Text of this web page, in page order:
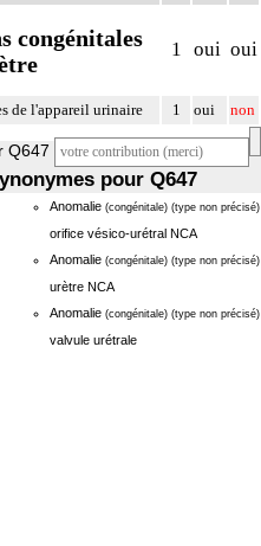
congénitales
1 oui oui
de l'appareil urinaire 1 oui non
Q647
pour Q647
Anomalie (congénitale) (type non précisé)
orifice vésico-urétral NCA
Anomalie (congénitale) (type non précisé)
urètre NCA
Anomalie (congénitale) (type non précisé)
valvule urétrale